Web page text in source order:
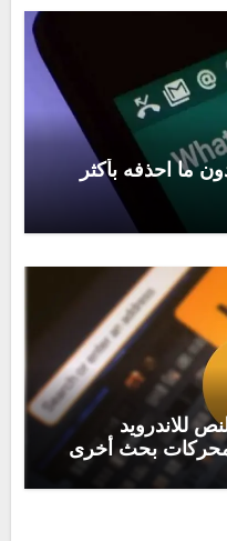
ما احذفه بأكثر
للاندرويد
بحث أخرى